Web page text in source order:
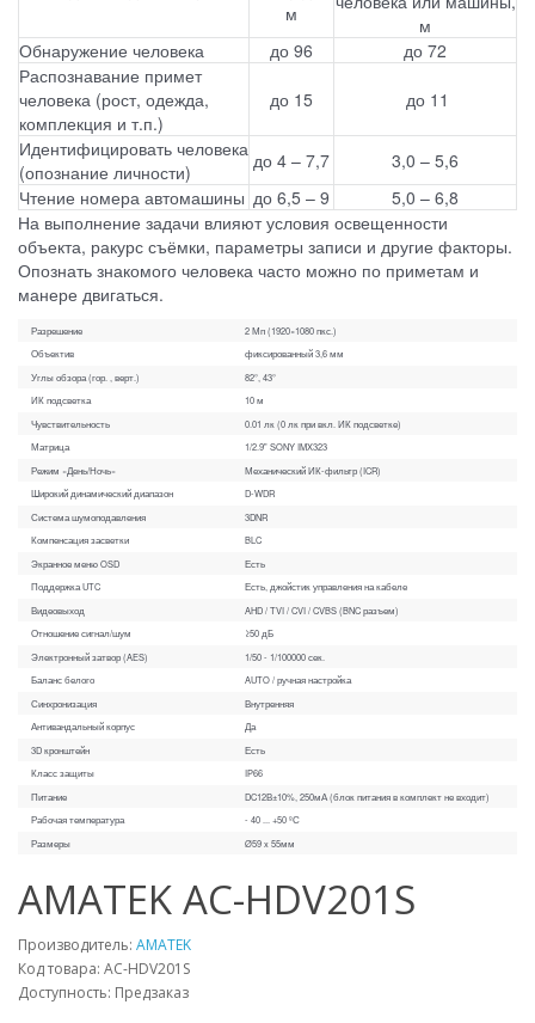
м
м
Обнаружение человека
до 96
до 72
Распознавание примет
человека (рост, одежда,
комплекция и т.п.)
до 15 до 11
Идентифицировать человека
(опознание личности)
до 4 – 7,7
3,0 – 5,6
Чтение номера автомашины до 6,5 – 9
5,0 – 6,8
На выполнение задачи влияют условия освещенности
объекта, ракурс съёмки, параметры записи и другие факторы.
Опознать знакомого человека часто можно по приметам и
манере двигаться.
Разрешение
2 Мп (1920×1080 пкс.)
Объектив
фиксированный 3,6 мм
Углы обзора (гор. , верт.)
82°, 43°
ИК подсветка
10 м
Чувствительность
0.01 лк (0 лк при вкл. ИК подсветке)
Матрица
1/2.9" SONY IMX323
Режим «День/Ночь»
Механический ИК-фильтр (ICR)
Широкий динамический диапазон
D-WDR
Система шумоподавления
3DNR
Компенсация засветки
BLC
Экранное меню OSD
Есть
Поддержка UTC
Есть, джойстик управления на кабеле
Видеовыход
AHD / TVI / CVI / CVBS (BNC разъем)
Отношение сигнал/шум
≥50 дБ
Электронный затвор (AES)
1/50 - 1/100000 сек.
Баланс белого
AUTO / ручная настройка
Синхронизация
Внутренняя
Антивандальный корпус
Да
3D кронштейн
Есть
Класс защиты
IP66
Питание
DC12В±10%, 250мА (блок питания в комплект не входит)
Рабочая температура
- 40 ... +50 ºС
Размеры
Ø59 x 55мм
AMATEK AC-HDV201S
Производитель: AMATEK
Код товара: AC-HDV201S
Доступность: Предзаказ